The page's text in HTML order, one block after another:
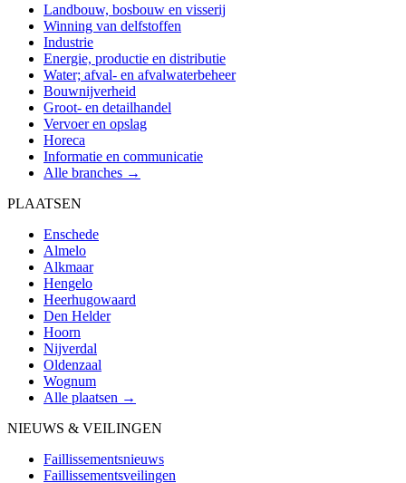
Landbouw, bosbouw en visserij
Winning van delfstoffen
Industrie
Energie, productie en distributie
Water; afval- en afvalwaterbeheer
Bouwnijverheid
Groot- en detailhandel
Vervoer en opslag
Horeca
Informatie en communicatie
Alle branches →
PLAATSEN
Enschede
Almelo
Alkmaar
Hengelo
Heerhugowaard
Den Helder
Hoorn
Nijverdal
Oldenzaal
Wognum
Alle plaatsen →
NIEUWS & VEILINGEN
Faillissementsnieuws
Faillissementsveilingen